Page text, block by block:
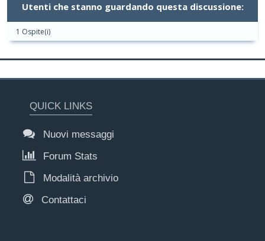
Utenti che stanno guardando questa discussione:
1 Ospite(i)
QUICK LINKS
Nuovi messaggi
Forum Stats
Modalità archivio
Contattaci